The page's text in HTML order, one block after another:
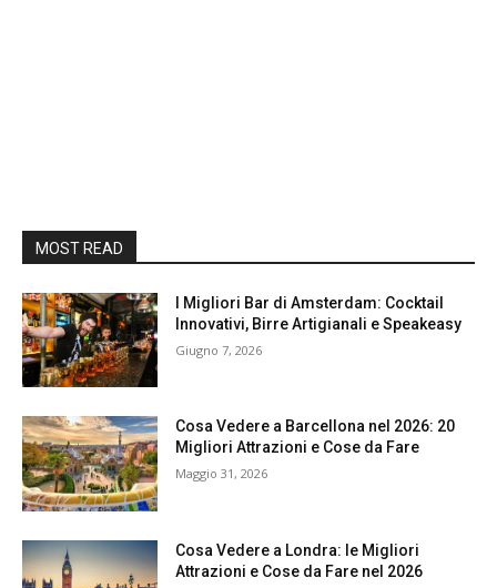
MOST READ
I Migliori Bar di Amsterdam: Cocktail
Innovativi, Birre Artigianali e Speakeasy
Giugno 7, 2026
Cosa Vedere a Barcellona nel 2026: 20
Migliori Attrazioni e Cose da Fare
Maggio 31, 2026
Cosa Vedere a Londra: le Migliori
Attrazioni e Cose da Fare nel 2026